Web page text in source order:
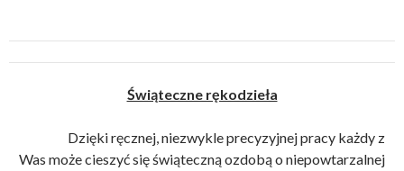
Świąteczne rękodzieła
Dzięki ręcznej, niezwykle precyzyjnej pracy każdy z
Was może cieszyć się świąteczną ozdobą o niepowtarzalnej